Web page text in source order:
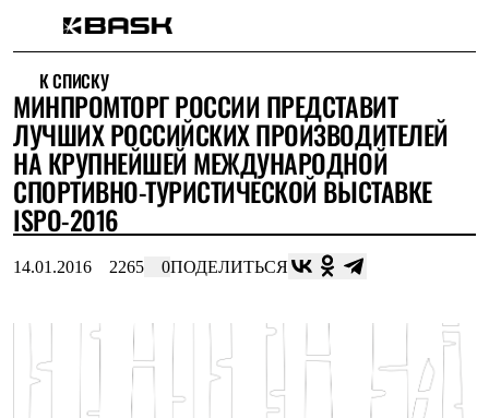
Интернет-магазин
Мужская одежда
Утепленная пухом
Куртки
Брюки
Жилеты
Комбинезоны
Утепленная синтетикой
Брюки
Софтшелл одежда
Куртки
Флисовая одежда
К СПИСКУ
МИНПРОМТОРГ РОССИИ ПРЕДСТАВИТ
ЛУЧШИХ РОССИЙСКИХ ПРОИЗВОДИТЕЛЕЙ
НА КРУПНЕЙШЕЙ МЕЖДУНАРОДНОЙ
СПОРТИВНО-ТУРИСТИЧЕСКОЙ ВЫСТАВКЕ
ISPO-2016
14.01.2016 2265 0ПОДЕЛИТЬСЯ